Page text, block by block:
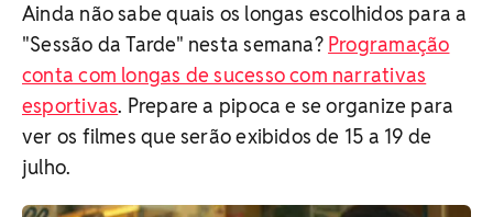
Ainda não sabe quais os longas escolhidos para a
"Sessão da Tarde" nesta semana? Programação
conta com longas de sucesso com narrativas
esportivas. Prepare a pipoca e se organize para
ver os filmes que serão exibidos de 15 a 19 de
julho.